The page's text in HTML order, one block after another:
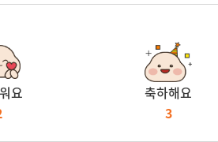
요
축하해요
3